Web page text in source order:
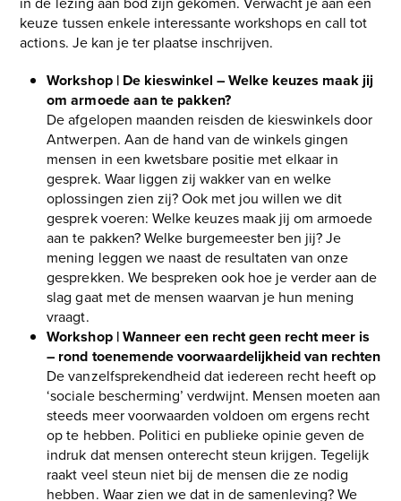
keuze tussen enkele interessante workshops en call tot
actions. Je kan je ter plaatse inschrijven.
Workshop | De kieswinkel – Welke keuzes maak jij
om armoede aan te pakken?
De afgelopen maanden reisden de kieswinkels door
Antwerpen. Aan de hand van de winkels gingen
mensen in een kwetsbare positie met elkaar in
gesprek. Waar liggen zij wakker van en welke
oplossingen zien zij? Ook met jou willen we dit
gesprek voeren: Welke keuzes maak jij om armoede
aan te pakken? Welke burgemeester ben jij? Je
mening leggen we naast de resultaten van onze
gesprekken. We bespreken ook hoe je verder aan de
slag gaat met de mensen waarvan je hun mening
vraagt.
Workshop | Wanneer een recht geen recht meer is
– rond toenemende voorwaardelijkheid van rechten
De vanzelfsprekendheid dat iedereen recht heeft op
‘sociale bescherming’ verdwijnt. Mensen moeten aan
steeds meer voorwaarden voldoen om ergens recht
op te hebben. Politici en publieke opinie geven de
indruk dat mensen onterecht steun krijgen. Tegelijk
raakt veel steun niet bij de mensen die ze nodig
hebben. Waar zien we dat in de samenleving? We